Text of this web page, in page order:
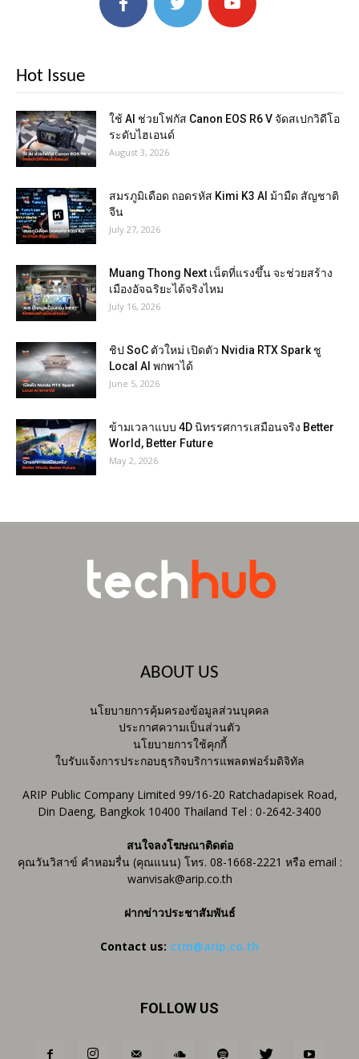
Hot Issue
ใช้ AI ช่วยโฟกัส Canon EOS R6 V จัดสเปกวิดีโอ
ระดับไฮเอนด์
August 3, 2026
สมรภูมิเดือด ถอดรหัส Kimi K3 AI ม้ามืด สัญชาติ
จีน
July 27, 2026
Muang Thong Next เน็ตที่แรงขึ้น จะช่วยสร้าง
เมืองอัจฉริยะได้จริงไหม
July 16, 2026
ชิป SoC ตัวใหม่ เปิดตัว Nvidia RTX Spark ชู
Local AI พกพาได้
June 5, 2026
ข้ามเวลาแบบ 4D นิทรรศการเสมือนจริง Better
World, Better Future
May 2, 2026
ABOUT US
นโยบายการคุ้มครองข้อมูลส่วนบุคคล
ประกาศความเป็นส่วนตัว
นโยบายการใช้คุกกี้
ใบรับแจ้งการประกอบธุรกิจบริการแพลตฟอร์มดิจิทัล
ARIP Public Company Limited 99/16-20 Ratchadapisek Road,
Din Daeng, Bangkok 10400 Thailand Tel : 0-2642-3400
สนใจลงโฆษณาติดต่อ
คุณวันวิสาข์ คำหอมรื่น (คุณแนน) โทร. 08-1668-2221 หรือ email :
wanvisak@arip.co.th
ฝากข่าวประชาสัมพันธ์
Contact us: ctm@arip.co.th
FOLLOW US